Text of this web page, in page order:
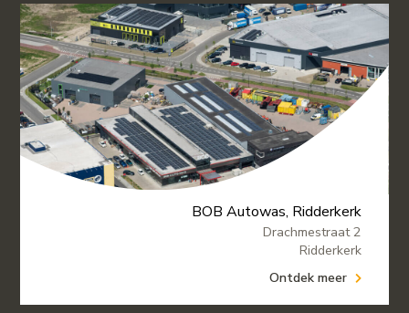
BOB Autowas, Ridderkerk
Drachmestraat 2
Ridderkerk
Ontdek meer